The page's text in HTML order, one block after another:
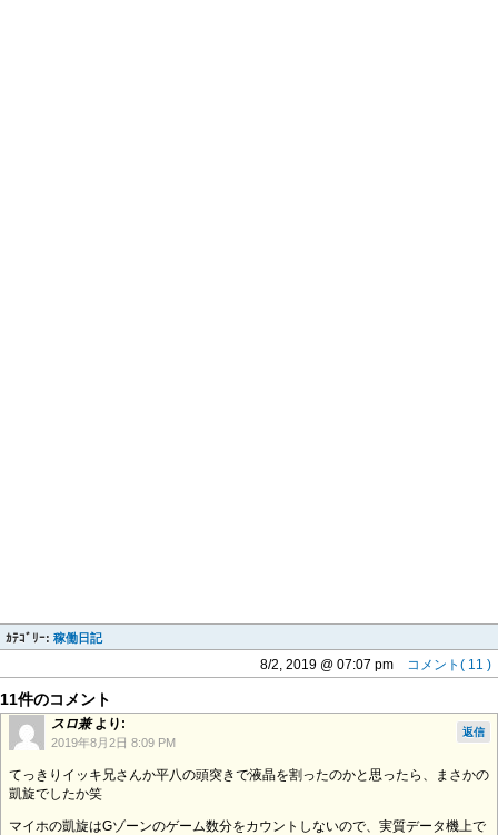
ｶﾃｺﾞﾘｰ: 稼働日記
8/2, 2019 @ 07:07 pm コメント( 11 )
11件のコメント
スロ兼 より:
2019年8月2日 8:09 PM
てっきりイッキ兄さんか平八の頭突きで液晶を割ったのかと思ったら、まさかの
凱旋でしたか笑
マイホの凱旋はGゾーンのゲーム数分をカウントしないので、実質データ機上で
返信